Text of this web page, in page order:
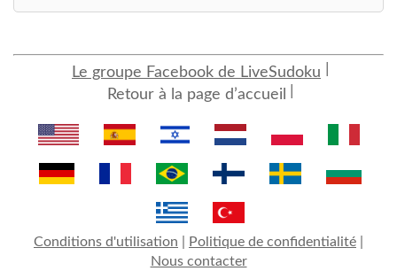
Le groupe Facebook de LiveSudoku
Retour à la page d’accueil
Conditions d'utilisation Politique de confidentialité
Nous contacter